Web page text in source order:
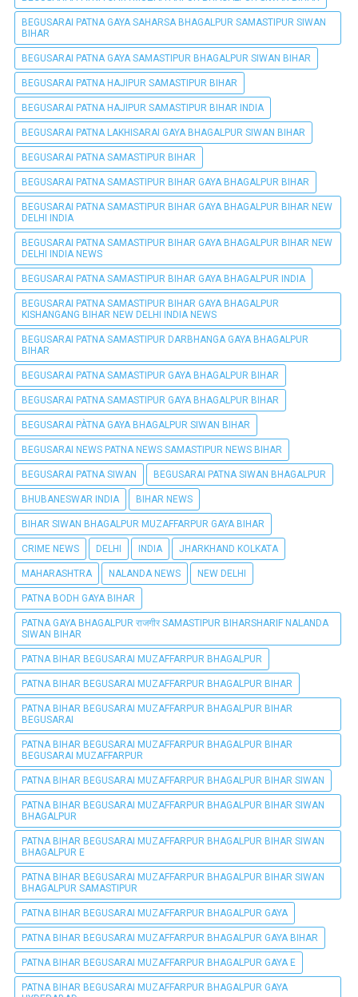
BEGUSARAI PATNA GAYA SAHARSA BHAGALPUR SAMASTIPUR SIWAN
BIHAR
BEGUSARAI PATNA GAYA SAMASTIPUR BHAGALPUR SIWAN BIHAR
BEGUSARAI PATNA HAJIPUR SAMASTIPUR BIHAR
BEGUSARAI PATNA HAJIPUR SAMASTIPUR BIHAR INDIA
BEGUSARAI PATNA LAKHISARAI GAYA BHAGALPUR SIWAN BIHAR
BEGUSARAI PATNA SAMASTIPUR BIHAR
BEGUSARAI PATNA SAMASTIPUR BIHAR GAYA BHAGALPUR BIHAR
BEGUSARAI PATNA SAMASTIPUR BIHAR GAYA BHAGALPUR BIHAR NEW
DELHI INDIA
BEGUSARAI PATNA SAMASTIPUR BIHAR GAYA BHAGALPUR BIHAR NEW
DELHI INDIA NEWS
BEGUSARAI PATNA SAMASTIPUR BIHAR GAYA BHAGALPUR INDIA
BEGUSARAI PATNA SAMASTIPUR BIHAR GAYA BHAGALPUR
KISHANGANG BIHAR NEW DELHI INDIA NEWS
BEGUSARAI PATNA SAMASTIPUR DARBHANGA GAYA BHAGALPUR
BIHAR
BEGUSARAI PATNA SAMASTIPUR GAYA BHAGALPUR BIHAR
BEGUSARAI PATNA SAMASTIPUR GAYA BHAGALPUR BIHAR
BEGUSARAI PÀTNA GAYA BHAGALPUR SIWAN BIHAR
BEGUSARAI NEWS PATNA NEWS SAMASTIPUR NEWS BIHAR
BEGUSARAI PATNA SIWAN BEGUSARAI PATNA SIWAN BHAGALPUR
BHUBANESWAR INDIA BIHAR NEWS
BIHAR SIWAN BHAGALPUR MUZAFFARPUR GAYA BIHAR
CRIME NEWS DELHI INDIA JHARKHAND KOLKATA
MAHARASHTRA NALANDA NEWS NEW DELHI
PATNA BODH GAYA BIHAR
PATNA GAYA BHAGALPUR राजगीर SAMASTIPUR BIHARSHARIF NALANDA
SIWAN BIHAR
PATNA BIHAR BEGUSARAI MUZAFFARPUR BHAGALPUR
PATNA BIHAR BEGUSARAI MUZAFFARPUR BHAGALPUR BIHAR
PATNA BIHAR BEGUSARAI MUZAFFARPUR BHAGALPUR BIHAR
BEGUSARAI
PATNA BIHAR BEGUSARAI MUZAFFARPUR BHAGALPUR BIHAR
BEGUSARAI MUZAFFARPUR
PATNA BIHAR BEGUSARAI MUZAFFARPUR BHAGALPUR BIHAR SIWAN
PATNA BIHAR BEGUSARAI MUZAFFARPUR BHAGALPUR BIHAR SIWAN
BHAGALPUR
PATNA BIHAR BEGUSARAI MUZAFFARPUR BHAGALPUR BIHAR SIWAN
BHAGALPUR E
PATNA BIHAR BEGUSARAI MUZAFFARPUR BHAGALPUR BIHAR SIWAN
BHAGALPUR SAMASTIPUR
PATNA BIHAR BEGUSARAI MUZAFFARPUR BHAGALPUR GAYA
PATNA BIHAR BEGUSARAI MUZAFFARPUR BHAGALPUR GAYA BIHAR
PATNA BIHAR BEGUSARAI MUZAFFARPUR BHAGALPUR GAYA E
PATNA BIHAR BEGUSARAI MUZAFFARPUR BHAGALPUR GAYA